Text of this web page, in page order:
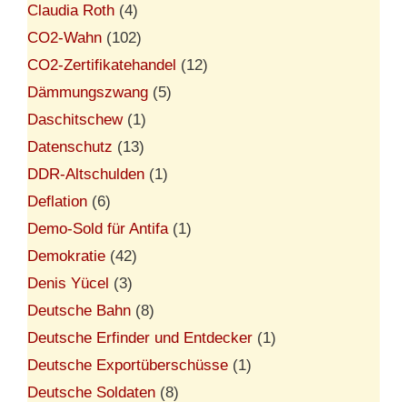
Claudia Roth (4)
CO2-Wahn (102)
CO2-Zertifikatehandel (12)
Dämmungszwang (5)
Daschitschew(1)
Datenschutz (13)
DDR-Altschulden (1)
Deflation (6)
Demo-Sold für Antifa(1)
Demokratie (42)
Denis Yücel (3)
Deutsche Bahn (8)
Deutsche Erfinder und Entdecker (1)
Deutsche Exportüberschüsse (1)
Deutsche Soldaten (8)